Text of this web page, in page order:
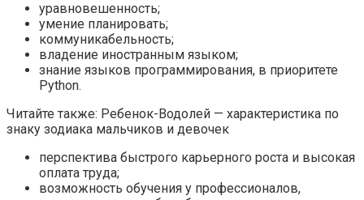
уравновешенность;
умение планировать;
коммуникабельность;
владение иностранным языком;
знание языков программирования, в приоритете
Python.
Читайте также: Ребенок-Водолей — характеристика по
знаку зодиака мальчиков и девочек
перспектива быстрого карьерного роста и высокая
оплата труда;
возможность обучения у профессионалов,